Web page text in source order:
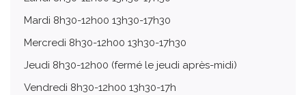
Mardi 8h30-12h00 13h30-17h30
Mercredi 8h30-12h00 13h30-17h30
Jeudi 8h30-12h00 (fermé le jeudi après-midi)
Vendredi 8h30-12h00 13h30-17h